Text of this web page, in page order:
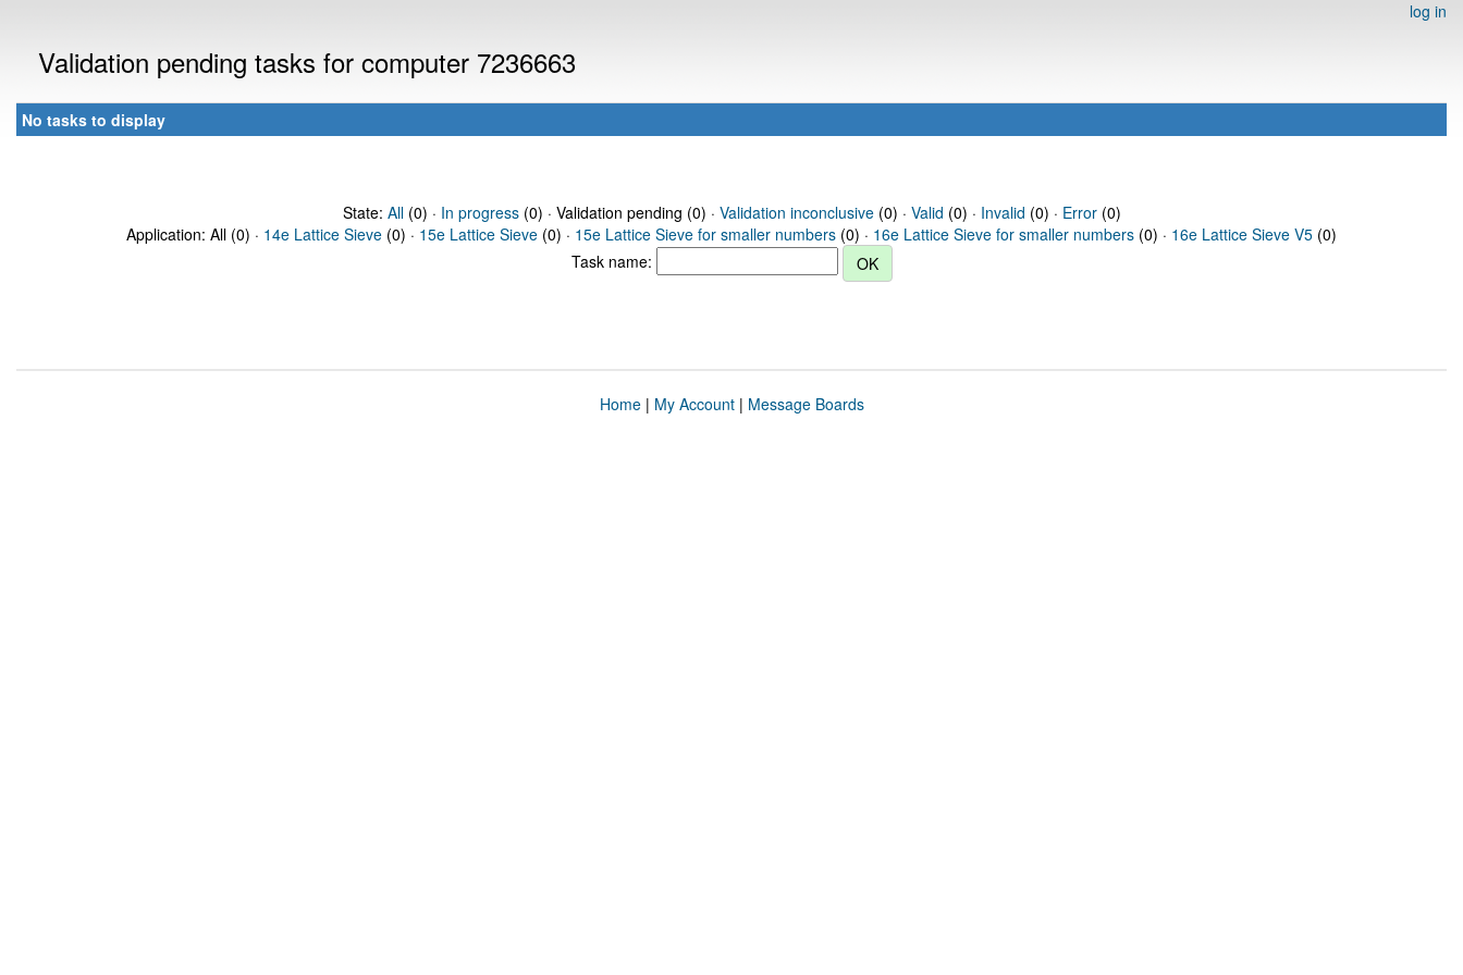
log in
Validation pending tasks for computer 7236663
No tasks to display
State: All(0) · In progress(0) · Validation pending (0) · Validation inconclusive(0) · Valid (0) · Invalid (0) · Error(0)
Application: All (0) · 14e Lattice Sieve (0) · 15e Lattice Sieve (0) · 15e Lattice Sieve for smaller numbers (0) · 16e Lattice Sieve for smaller numbers (0) · 16e Lattice Sieve V5 (0)
Task name:
Home| My Account| Message Boards